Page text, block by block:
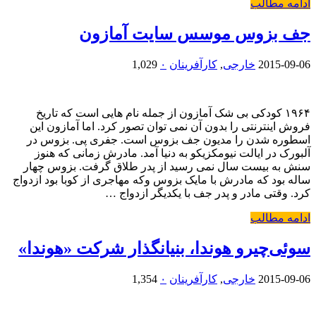
ادامه مطالب
جف بزوس موسس سایت آمازون
2015-09-06 خارجی, کارآفرینان ۰ 1,029
۱۹۶۴ کودکی بی شک آمازون از جمله نام هایی است که تاریخ
فروش اینترنتی را بدون آن نمی توان تصور کرد. اما آمازون این
اسطوره شدن را مدیون جف بزوس است. جفری پی. بزوس در
آلبورک در ایالت نیومکزیکو به دنیا آمد. مادرش زمانی که هنوز
سنش به بیست سال نمی رسید از پدر طلاق گرفت. بزوس چهار
ساله بود که مادرش با مایک بزوس وکه مهاجری از کوبا بود ازدواج
کرد. وقتی مادر و پدر جف با یکدیگر ازدواج …
ادامه مطالب
سوئی‌چیرو هوندا، بنیانگذار شرکت «هوندا»
2015-09-06 خارجی, کارآفرینان ۰ 1,354